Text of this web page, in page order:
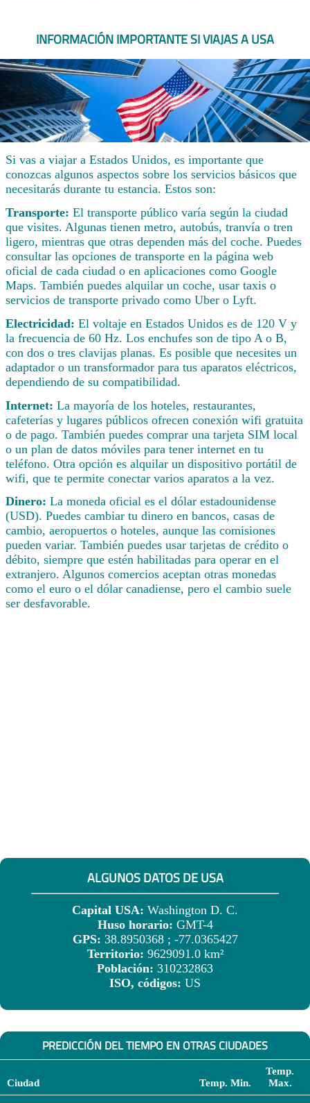
INFORMACIÓN IMPORTANTE SI VIAJAS A USA
Si vas a viajar a Estados Unidos, es importante que
conozcas algunos aspectos sobre los servicios básicos que
necesitarás durante tu estancia. Estos son:
Transporte: El transporte público varía según la ciudad
que visites. Algunas tienen metro, autobús, tranvía o tren
ligero, mientras que otras dependen más del coche. Puedes
consultar las opciones de transporte en la página web
oficial de cada ciudad o en aplicaciones como Google
Maps. También puedes alquilar un coche, usar taxis o
servicios de transporte privado como Uber o Lyft.
Electricidad: El voltaje en Estados Unidos es de 120 V y
la frecuencia de 60 Hz. Los enchufes son de tipo A o B,
con dos o tres clavijas planas. Es posible que necesites un
adaptador o un transformador para tus aparatos eléctricos,
dependiendo de su compatibilidad.
Internet: La mayoría de los hoteles, restaurantes,
cafeterías y lugares públicos ofrecen conexión wifi gratuita
o de pago. También puedes comprar una tarjeta SIM local
o un plan de datos móviles para tener internet en tu
teléfono. Otra opción es alquilar un dispositivo portátil de
wifi, que te permite conectar varios aparatos a la vez.
Dinero: La moneda oficial es el dólar estadounidense
(USD). Puedes cambiar tu dinero en bancos, casas de
cambio, aeropuertos o hoteles, aunque las comisiones
pueden variar. También puedes usar tarjetas de crédito o
débito, siempre que estén habilitadas para operar en el
extranjero. Algunos comercios aceptan otras monedas
como el euro o el dólar canadiense, pero el cambio suele
ser desfavorable.
ALGUNOS DATOS DE USA
Capital USA: Washington D. C.
Huso horario: GMT-4
GPS: 38.8950368 ; -77.0365427
Territorio: 9629091.0 km²
Población: 310232863
ISO, códigos: US
PREDICCIÓN DEL TIEMPO EN OTRAS CIUDADES
Ciudad Temp. Min.
Temp.
Max.